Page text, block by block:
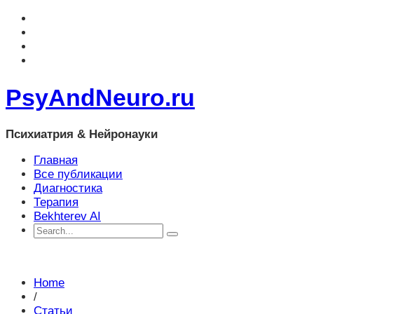
PsyAndNeuro.ru
Психиатрия & Нейронауки
Главная
Все публикации
Диагностика
Терапия
Bekhterev AI
Home
/
Статьи